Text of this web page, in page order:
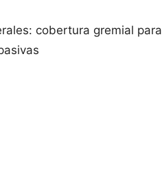
cobertura gremial para